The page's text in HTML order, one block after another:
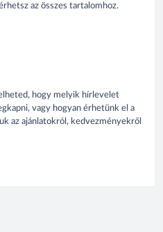
az összes tartalomhoz.
hogy melyik hírlevelet
vagy hogyan érhetünk el a
az ajánlatokról, kedvezményekről